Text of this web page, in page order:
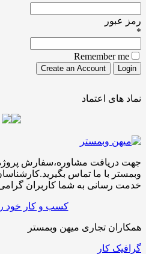
رمز عبور
*
Remember me
نماد های اعتماد
جهت دریافت مشاوره،سفارش
خدمت رسانی به شما کاربران
کسب و کار خود
همکاران تجاری میهن وبمستر
گرافیک کار